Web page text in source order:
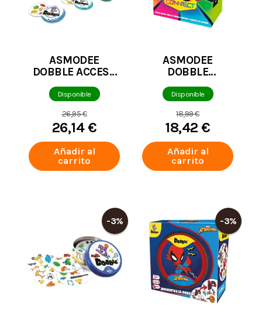
ASMODEE
DOBBLE ACCESS
+ ACCESIBLE E
INCLUSIVO
Disponible
26,95 €
26,14 €
Añadir al
carrito
ASMODEE
DOBBLE
CONNECT
Disponible
18,99 €
18,42 €
Añadir al
carrito
-3% -3%